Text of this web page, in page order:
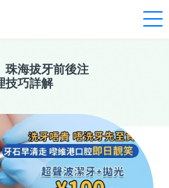
珠海拔牙前後注
技巧詳解